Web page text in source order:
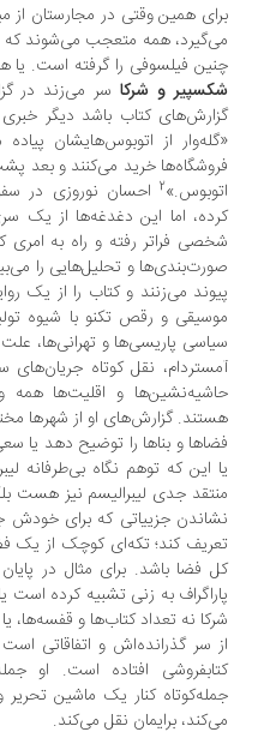
همین وقتی در مجارستان از
همه متعجب می‌شوند که یک
فیلسوفی را گرفته است. یا
و شرکاسر می‌زند در گزارش
کتاب باشد دیگر خبری از
از اتوبوس‌هایشان پیاده
خرید می‌کنند و بعد پشت‌سر
2احسان نوروزی در
اما این دغدغه‌ها از یک سری
فراتر رفته و راه به امری کلی
و تحلیل‌هایی را می‌بینیم
می‌زنند و کتاب را از یک روایت
و رقص تکنو با شیوه تولید
پاریسی‌ها و تهرانی‌ها، علت آزاد
نقل کوتاه جریان‌های
و اقلیت‌ها همه و
گزارش‌های او از شهرها مختص
و بناها را توضیح دهد یا سعی
این که توهم نگاه بی‌طرفانه
جدی لیبرالیسم نیز هست بلکه
جزییاتی که برای خودش جذاب
کند؛ تکه‌ای کوچک از یک فضای
فضا باشد. برای مثال در پایان
به زنی تشبیه کرده است یا
نه تعداد کتاب‌ها و قفسه‌ها، یا
سر گذرانده‌اش و اتفاقاتی است که
افتاده است. او جمله
کنار یک ماشین تحریر و
برایمان نقل می‌کند.